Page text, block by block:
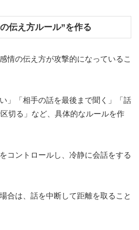
伝え方ルール”を作る
情の伝え方が攻撃的になっているこ
」「相手の話を最後まで聞く」「話
切る」など、具体的なルールを作
コントロールし、冷静に会話をする
合は、話を中断して距離を取ること